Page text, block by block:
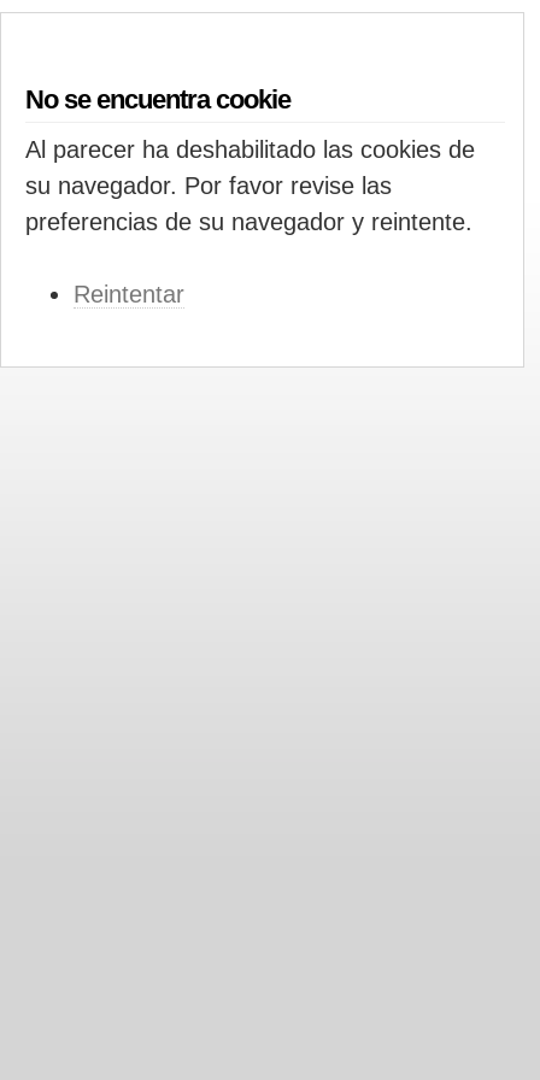
No se encuentra cookie
Al parecer ha deshabilitado las cookies de
su navegador. Por favor revise las
preferencias de su navegador y reintente.
Reintentar